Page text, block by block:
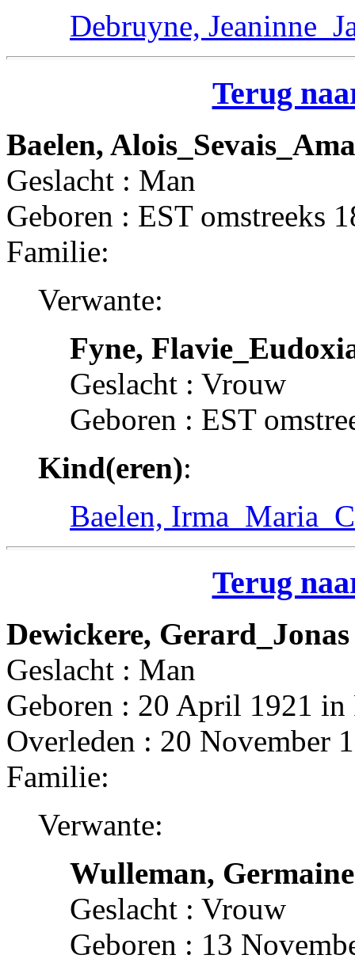
Debruyne,
Terug
Baelen,
Geslacht : Man
Geboren : EST omstreeks
Familie:
Verwante:
Fyne,
Geslacht : Vrouw
Geboren : EST
Kind(eren):
Baelen,
Terug
Dewickere, Gerard_Jonas
Geslacht : Man
Geboren : 20 April 1921 in
Overleden : 20 November
Familie:
Verwante:
Wulleman, Germaine
Geslacht : Vrouw
Geboren : 13